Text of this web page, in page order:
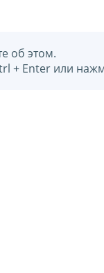
об этом.
+ Enter или